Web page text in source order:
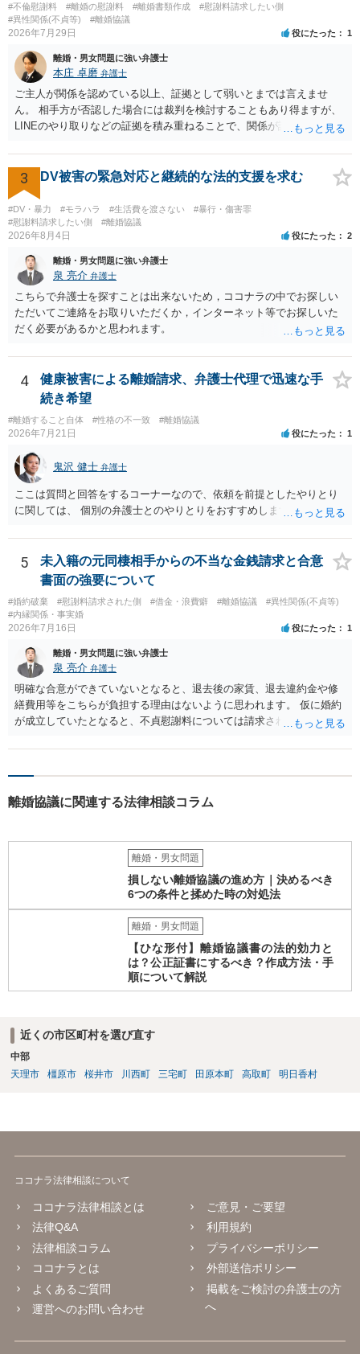
#不倫慰謝料 #離婚の慰謝料 #離婚書類作成
#慰謝料請求したい側
#異性関係(不貞等)
#離婚協議
2026年7月29日 役にたった 1
離婚・男女問題に強い弁護士
本庄 卓磨 弁護士
ご主人が関係を認めている以上、証拠として弱いとまでは言えませ
ん。 相手方が否認した場合には裁判を検討することもあり得ますが、
LINEのやり取りなどの証拠を積み重ねることで、関係が認定される余
個別の事情によりますので、お早めに弁護士に相談されることをおす
すめします。
3 DV被害の緊急対応と継続的な法的支援を求む
#DV・暴力 #モラハラ #生活費を渡さない
#暴行・傷害罪
#慰謝料請求したい側
#離婚協議
2026年8月4日 役にたった 2
離婚・男女問題に強い弁護士
泉 亮介 弁護士
こちらで弁護士を探すことは出来ないため，ココナラの中でお探しい
ただいてご連絡をお取りいただくか，インターネット等でお探しいた
だく必要があるかと思われます。
4
健康被害による離婚請求、弁護士代理で迅速な手
続き希望
#離婚すること自体 #性格の不一致 #離婚協議
2026年7月21日 役にたった 1
鬼沢 健士 弁護士
ここは質問と回答をするコーナーなので、依頼を前提としたやりとり
に関しては、 個別の弁護士とのやりとりをおすすめします。
5
未入籍の元同棲相手からの不当な金銭請求と合意
書面の強要について
#婚約破棄 #慰謝料請求された側 #借金・浪費癖 #離婚協議
#異性関係(不貞等)
#内縁関係・事実婚
2026年7月16日 役にたった 1
離婚・男女問題に強い弁護士
泉 亮介 弁護士
明確な合意ができていないとなると、退去後の家賃、退去違約金や修
繕費用等をこちらが負担する理由はないように思われます。 仮に婚約
が成立していたとなると、不貞慰謝料については請求される可能性が
れば早めに弁護士に相談し、弁護士から回答をさせると良いでしょ
離婚協議に関連する法律相談コラム
離婚・男女問題
損しない離婚協議の進め方｜決めるべき
6つの条件と揉めた時の対処法
離婚・男女問題
【ひな形付】離婚協議書の法的効力と
は？公正証書にするべき？作成方法・手
順について解説
近くの市区町村を選び直す
中部
天理市
橿原市 桜井市 川西町 三宅町 田原本町 高取町 明日香村
ココナラ法律相談について
ココナラ法律相談とは
法律Q&A
法律相談コラム
ココナラとは
よくあるご質問
運営へのお問い合わせ
ご意見・ご要望
利用規約
プライバシーポリシー
外部送信ポリシー
掲載をご検討の弁護士の方
へ